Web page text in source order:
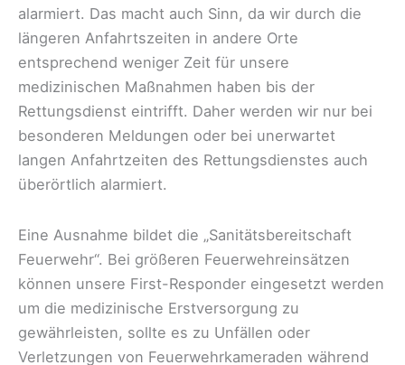
alarmiert. Das macht auch Sinn, da wir durch die
längeren Anfahrtszeiten in andere Orte
entsprechend weniger Zeit für unsere
medizinischen Maßnahmen haben bis der
Rettungsdienst eintrifft. Daher werden wir nur bei
besonderen Meldungen oder bei unerwartet
langen Anfahrtzeiten des Rettungsdienstes auch
überörtlich alarmiert.
Eine Ausnahme bildet die „Sanitätsbereitschaft
Feuerwehr“. Bei größeren Feuerwehreinsätzen
können unsere First-Responder eingesetzt werden
um die medizinische Erstversorgung zu
gewährleisten, sollte es zu Unfällen oder
Verletzungen von Feuerwehrkameraden während